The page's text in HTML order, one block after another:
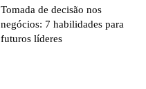
Tomada de decisão nos
negócios: 7 habilidades para
futuros líderes